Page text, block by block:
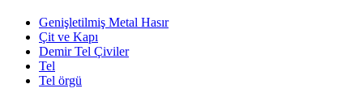
Genişletilmiş Metal Hasır
Çit ve Kapı
Demir Tel Çiviler
Tel
Tel örgü